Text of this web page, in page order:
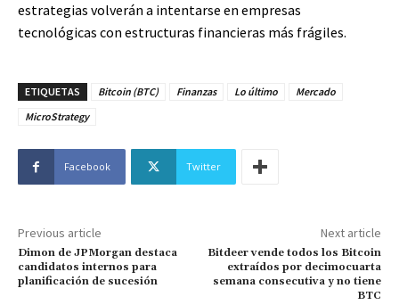
estrategias volverán a intentarse en empresas
tecnológicas con estructuras financieras más frágiles.
ETIQUETAS Bitcoin (BTC) Finanzas Lo último
Mercado
MicroStrategy
Facebook Twitter
Previous article
Dimon de JPMorgan destaca
candidatos internos para
planificación de sucesión
Next article
Bitdeer vende todos los Bitcoin
extraídos por decimocuarta
semana consecutiva y no tiene
BTC